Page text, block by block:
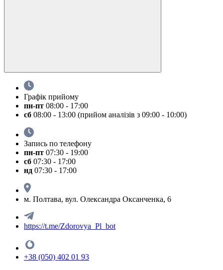
Графік прийому
пн-пт 08:00 - 17:00
сб 08:00 - 13:00 (прийом аналізів з 09:00 - 10:00)
Запись по телефону
пн-пт 07:30 - 19:00
сб 07:30 - 17:00
нд 07:30 - 17:00
м. Полтава, вул. Олександра Оксанченка, 6
https://t.me/Zdorovya_Pl_bot
+38 (050) 402 01 93